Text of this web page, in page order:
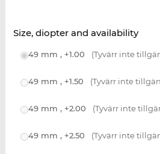
Size, diopter and availability
49 mm , +1.00 (Tyvärr inte
49 mm , +1.50 (Tyvärr inte
49 mm , +2.00 (Tyvärr inte
49 mm , +2.50 (Tyvärr inte